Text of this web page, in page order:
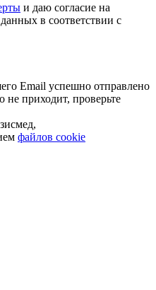
и даю согласие на
в соответствии с
Email успешно отправлено
не приходит, проверьте
файлов cookie